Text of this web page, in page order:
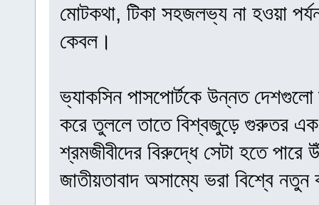
মোটকথা, টিকা সহজলভ্য না হওয়া
কেবল।
ভ্যাকসিন পাসপোর্টকে উন্নত দেশগুলো
করে তুললে তাতে বিশ্বজুড়ে গুরুতর এক
শ্রমজীবীদের বিরুদ্ধে সেটা হতে
জাতীয়তাবাদ অসাম্যে ভরা বিশ্বে নতুন